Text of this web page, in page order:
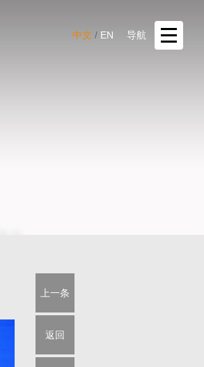
导航
上一条
返回
中文 / EN